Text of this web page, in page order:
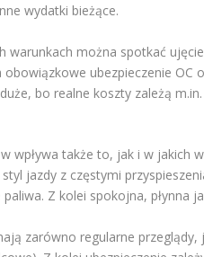
wydatki bieżące.
warunkach można spotkać
obowiązkowe ubezpieczenie
bo realne koszty zależą
wpływa także to, jak i w jakich
jazdy z częstymi
Z kolei spokojna, płynna
zarówno regularne